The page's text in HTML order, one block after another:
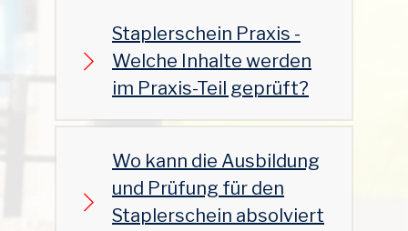
Staplerschein Praxis -
Welche Inhalte werden
im Praxis-Teil geprüft?
Wo kann die Ausbildung
und Prüfung für den
Staplerschein absolviert